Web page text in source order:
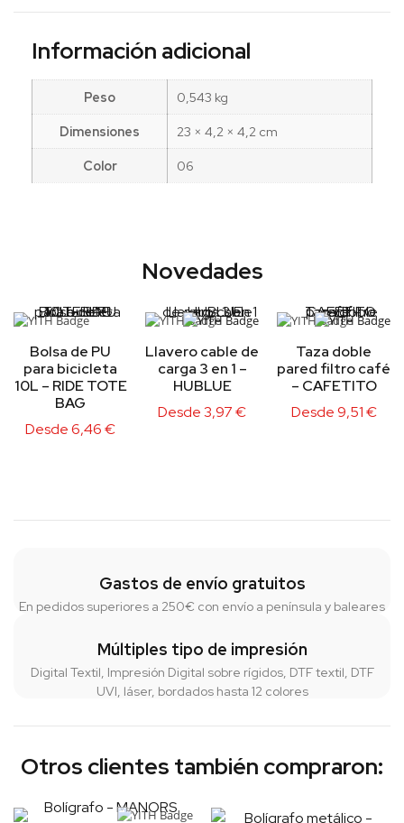
Información adicional
Peso
0,543 kg
Dimensiones
23 × 4,2 × 4,2 cm
Color
06
Novedades
Bolsa de PU
para bicicleta
10L – RIDE TOTE
BAG
Desde6,46€
Llavero cable de
carga 3 en 1 –
HUBLUE
Desde3,97€
Taza doble
pared filtro café
– CAFETITO
Desde9,51€
Gastos de envío gratuitos
En pedidos superiores a 250€ con envío a península y baleares
Múltiples tipo de impresión
Digital Textil, Impresión Digital sobre rígidos, DTF textil, DTF
UVI, láser, bordados hasta 12 colores
Otros clientes también compraron: